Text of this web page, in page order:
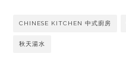
CHINESE KITCHEN 中式廚房
秋天湯水